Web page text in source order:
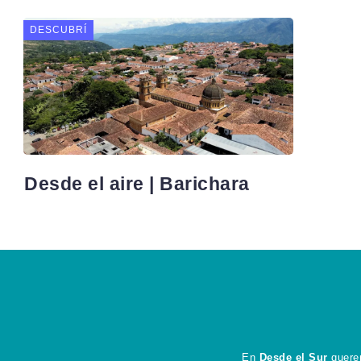
DESCUBRÍ
Desde el aire | Barichara
En Desde el Sur